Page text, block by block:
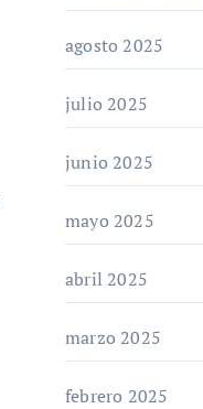
agosto 2025
julio 2025
junio 2025
mayo 2025
abril 2025
marzo 2025
febrero 2025